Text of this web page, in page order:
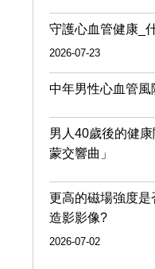
守護心血管健康_
2026-07-23
中年男性心血管風
男人40歲後的健
蒙交響曲」
更高的磁場強度
造影影像?
2026-07-02